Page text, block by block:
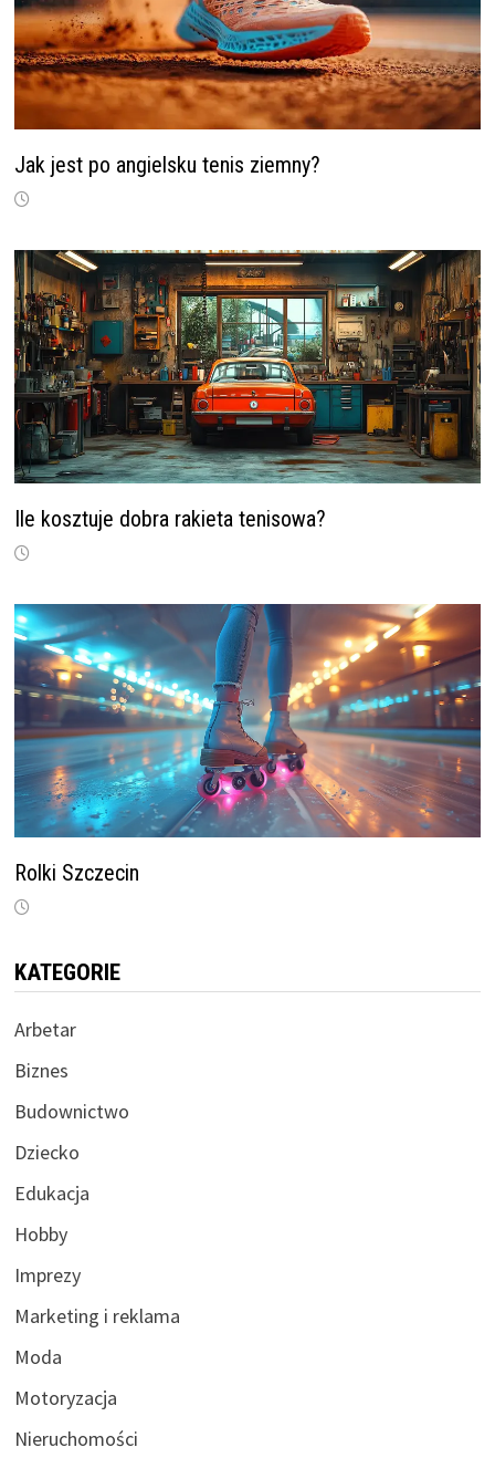
Jak jest po angielsku tenis ziemny?
Ile kosztuje dobra rakieta tenisowa?
Rolki Szczecin
KATEGORIE
Arbetar
Biznes
Budownictwo
Dziecko
Edukacja
Hobby
Imprezy
Marketing i reklama
Moda
Motoryzacja
Nieruchomości